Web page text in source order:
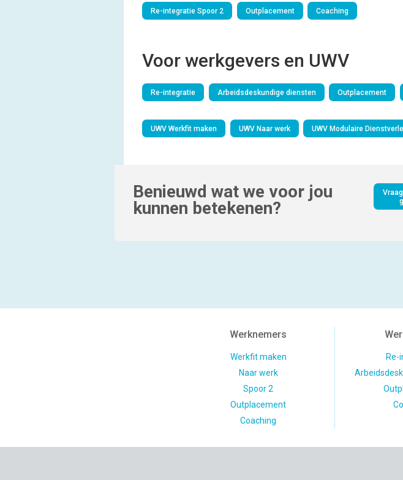
Re-integratie Spoor 2 Outplacement Coaching
Voor werkgevers en UWV
Re-integratie Arbeidsdeskundige diensten Outplacement
UWV Werkfit maken UWV Naar werk UWV Modulaire
Benieuwd wat we voor jou
kunnen betekenen?
Werknemers
Werkfit maken
Naar werk
Spoor 2
Outplacement
Coaching
Re-